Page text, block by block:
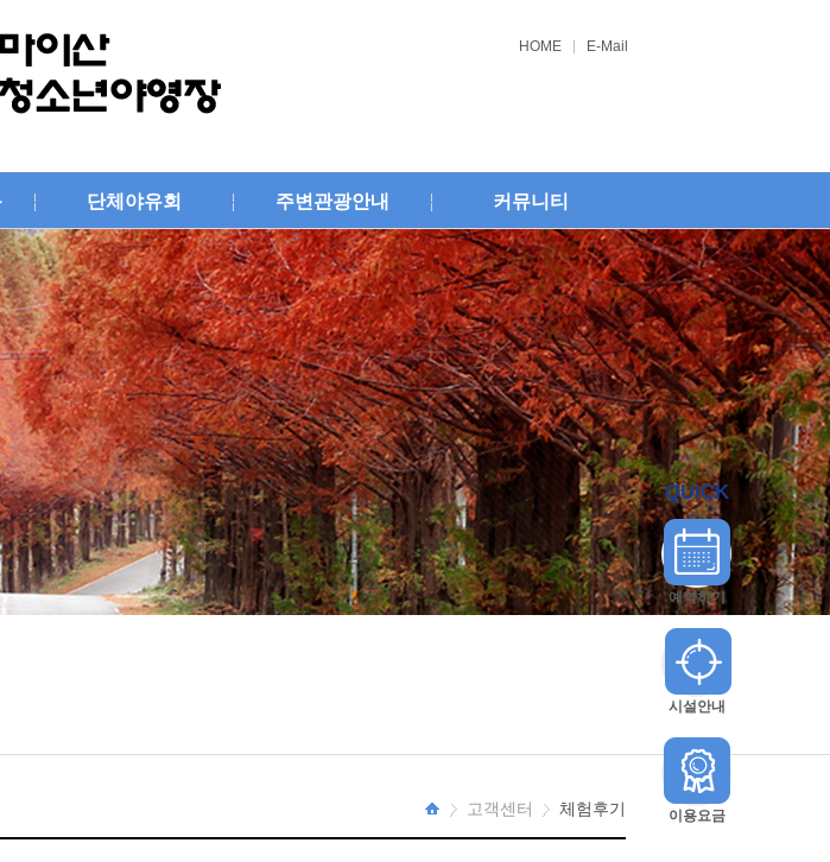
HOME E-Mail
단체야유회 주변관광안내 커뮤니티
고객센터 체험후기
QUICK
예약하기
시설안내
이용요금